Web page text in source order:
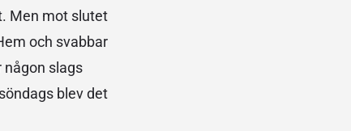
Men mot slutet
och svabbar
någon slags
blev det